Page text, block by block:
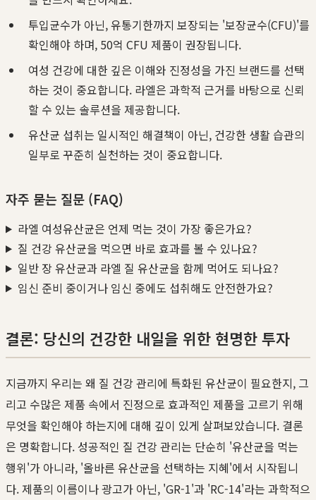
투입균수가 아닌, 유통기한까지 보장되는 '보장균수(CFU)'를
확인해야 하며, 50억 CFU 제품이 권장됩니다.
여성 건강에 대한 깊은 이해와 진정성을 가진 브랜드를 선택
하는 것이 중요합니다. 라엘은 과학적 근거를 바탕으로 신뢰
할 수 있는 솔루션을 제공합니다.
유산균 섭취는 일시적인 해결책이 아닌, 건강한 생활 습관의
일부로 꾸준히 실천하는 것이 중요합니다.
자주 묻는 질문 (FAQ)
라엘 여성유산균은 언제 먹는 것이 가장 좋은가요?
질 건강 유산균을 먹으면 바로 효과를 볼 수 있나요?
일반 장 유산균과 라엘 질 유산균을 함께 먹어도 되나요?
임신 준비 중이거나 임신 중에도 섭취해도 안전한가요?
결론: 당신의 건강한 내일을 위한 현명한 투자
지금까지 우리는 왜 질 건강 관리에 특화된 유산균이 필요한지, 그
리고 수많은 제품 속에서 진정으로 효과적인 제품을 고르기 위해
무엇을 확인해야 하는지에 대해 깊이 있게 살펴보았습니다. 결론
은 명확합니다. 성공적인 질 건강 관리는 단순히 '유산균을 먹는
행위'가 아니라, '올바른 유산균을 선택하는 지혜'에서 시작됩니
다. 제품의 이름이나 광고가 아닌, 'GR-1'과 'RC-14'라는 과학적으